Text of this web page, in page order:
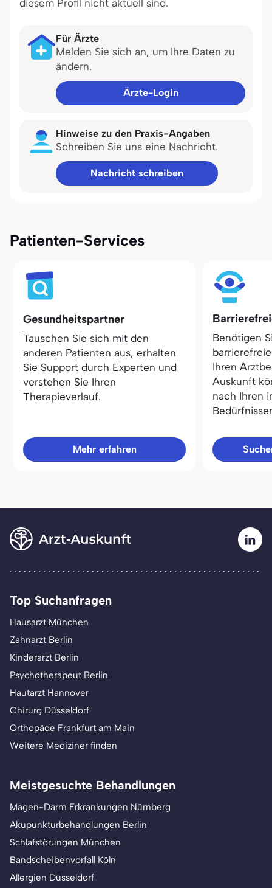
diesem Profil nicht aktuell sind.
Für Ärzte
Melden Sie sich an, um Ihre Daten zu
ändern.
Ärzte-Login
Hinweise zu den Praxis-Angaben
Schreiben Sie uns eine Nachricht.
Nachricht schreiben
Patienten-Services
Gesundheitspartner
Tauschen Sie sich mit den
anderen Patienten aus, erhalten
Sie Support durch Experten und
verstehen Sie Ihren
Therapieverlauf.
Mehr erfahren
Benötigen
Ihren
Auskunft
nach Ihren
Top Suchanfragen
Hausarzt München
Zahnarzt Berlin
Kinderarzt Berlin
Psychotherapeut Berlin
Hautarzt Hannover
Chirurg Düsseldorf
Orthopäde Frankfurt am Main
Weitere Mediziner finden
Meistgesuchte Behandlungen
Magen-Darm Erkrankungen Nürnberg
Akupunkturbehandlungen Berlin
Schlafstörungen München
Bandscheibenvorfall Köln
Allergien Düsseldorf